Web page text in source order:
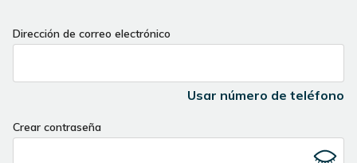
Dirección de correo electrónico
Usar número de teléfono
Crear contraseña